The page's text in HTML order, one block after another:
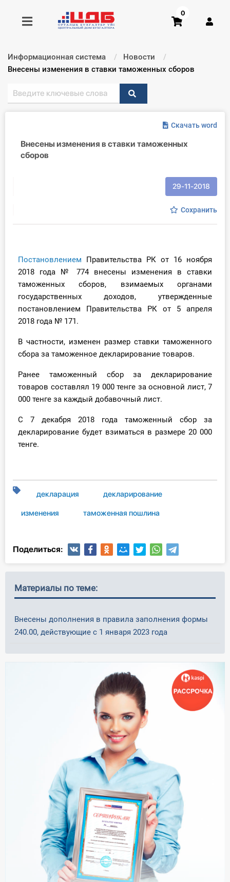
Получить консультацию
Купить доступ
Формы
Вебинары
Справочник бухгалтера
Участник ВЭД
Практика ИП
Учет по отраслям
Юридический помощник
Интернет-магазин
Обучение
Тарифы
бухгалтера
0
Информационная система
Новости
Текущий:
Внесены изменения в ставки таможенных сборов
Скачать word
Внесены изменения в ставки таможенных
сборов
29-11-2018
Сохранить
Постановлением Правительства РК от 16 ноября
2018 года № 774 внесены изменения в ставки
таможенных сборов, взимаемых органами
государственных доходов, утвержденные
постановлением Правительства РК от 5 апреля
2018 года № 171.
В частности, изменен размер ставки таможенного
сбора за таможенное декларирование товаров.
Ранее таможенный сбор за декларирование
товаров составлял 19 000 тенге за основной лист, 7
000 тенге за каждый добавочный лист.
С 7 декабря 2018 года таможенный сбор за
декларирование будет взиматься в размере 20 000
тенге.
декларация декларирование
изменения таможенная пошлина
Поделиться:
Материалы по теме:
Внесены дополнения в правила заполнения формы
240.00, действующие с 1 января 2023 года